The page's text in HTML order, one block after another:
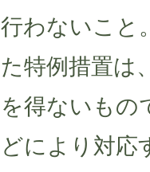
行わないこと
た特例措置は
を得ないもの
どにより対応